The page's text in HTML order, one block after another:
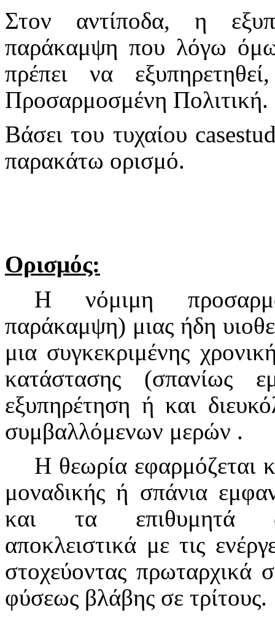
Στον αντίποδα, η
παράκαμψη που λόγω
πρέπει να
Προσαρμοσμένη Πολιτική.
Βάσει του τυχαίου case
παρακάτω ορισμό.
Ορισμός:
Η νόμιμη
παράκαμψη) μιας ήδη
μια συγκεκριμένης
κατάστασης (σπανίως
εξυπηρέτηση ή και
συμβαλλόμενων μερών .
Η θεωρία εφαρμόζεται
μοναδικής ή σπάνια
και τα επιθυμητά
αποκλειστικά με τις
στοχεύοντας πρωταρχικά
φύσεως βλάβης σε τρίτους.